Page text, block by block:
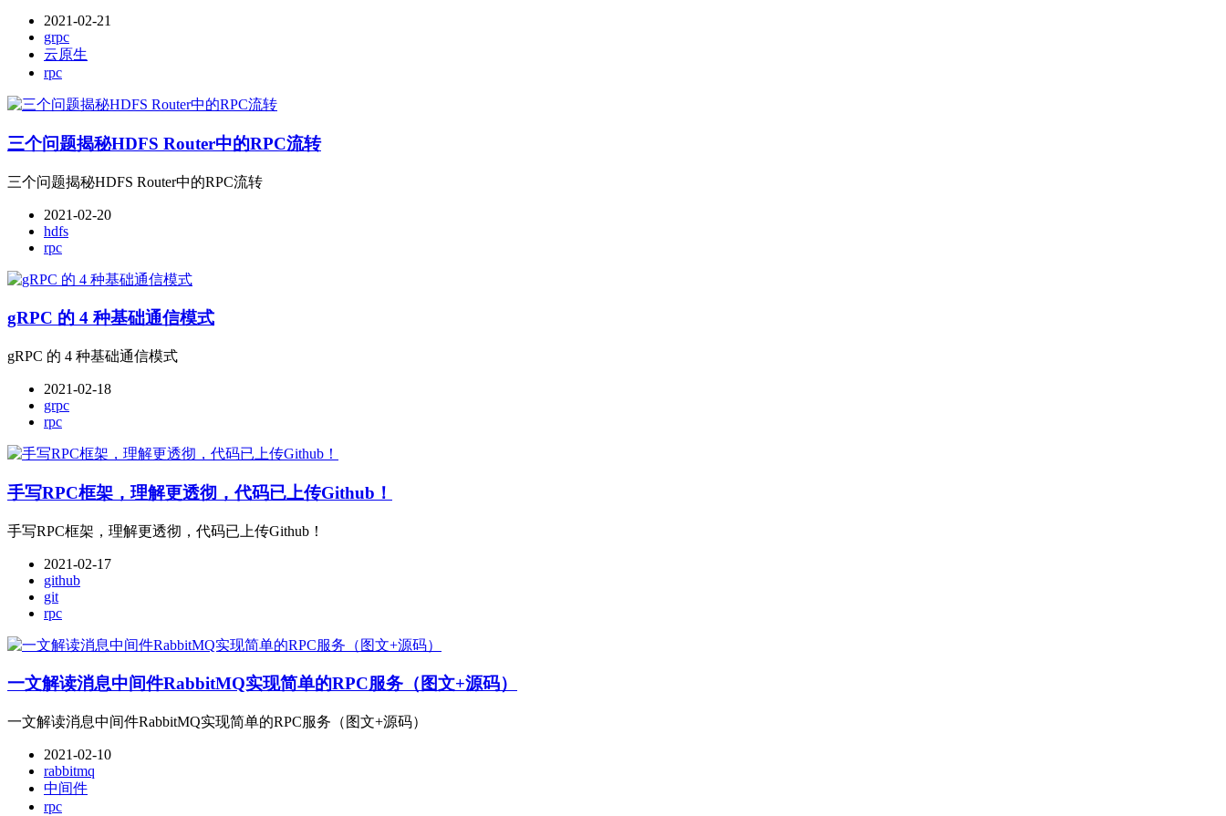
2021-02-21
grpc
云原生
rpc
三个问题揭秘HDFS Router中的RPC流转
三个问题揭秘HDFS Router中的RPC流转
2021-02-20
hdfs
rpc
gRPC 的 4 种基础通信模式
gRPC 的 4 种基础通信模式
2021-02-18
grpc
rpc
手写RPC框架，理解更透彻，代码已上传Github！
手写RPC框架，理解更透彻，代码已上传Github！
2021-02-17
github
git
rpc
一文解读消息中间件RabbitMQ实现简单的RPC服务（图文+源码）
一文解读消息中间件RabbitMQ实现简单的RPC服务（图文+源码）
2021-02-10
rabbitmq
中间件
rpc